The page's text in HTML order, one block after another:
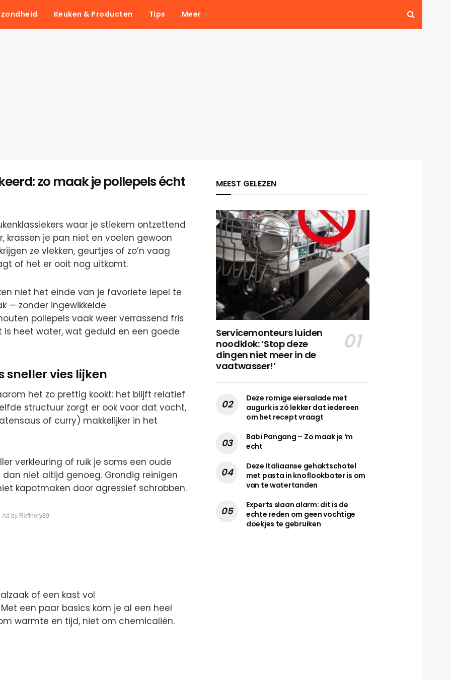
Keuken & Producten Tips Meer
zo maak je pollepels écht
waar je stiekem ontzettend
krassen je pan niet en voelen gewoon
ze vlekken, geurtjes of zo’n vaag
of het er ooit nog uitkomt.
niet het einde van je favoriete lepel te
— zonder ingewikkelde
pollepels vaak weer verrassend fris
is heet water, wat geduld en een goede
vies lijken
het zo prettig kookt: het blijft relatief
structuur zorgt er ook voor dat vocht,
of curry) makkelijker in het
verkleuring of ruik je soms een oude
dan niet altijd genoeg. Grondig reinigen
kapotmaken door agressief schrobben.
by Refinery89
of een kast vol
een paar basics kom je al een heel
warmte en tijd, niet om chemicaliën.
MEEST GELEZEN
Servicemonteurs luiden
noodklok: ‘Stop deze
dingen niet meer in de
vaatwasser!’
Deze romige eiersalade met
augurk is zó lekker dat iedereen
om het recept vraagt
Babi Pangang – Zo maak je ‘m
echt
Deze Italiaanse gehaktschotel
met pasta in knoflookboter is om
van te watertanden
Experts slaan alarm: dit is de
echte reden om geen vochtige
doekjes te gebruiken